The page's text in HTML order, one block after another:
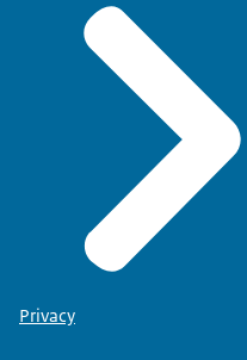
Privacy